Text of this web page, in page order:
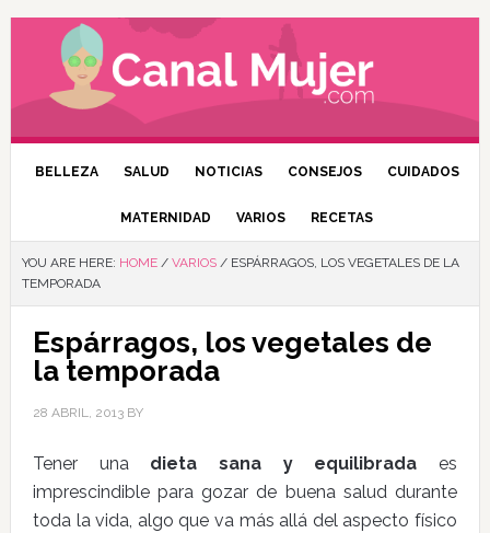
BELLEZA SALUD NOTICIAS CONSEJOS CUIDADOS
MATERNIDAD VARIOS RECETAS
YOU ARE HERE: HOME / VARIOS /ESPÁRRAGOS, LOS VEGETALES DE LA
TEMPORADA
Espárragos, los vegetales de
la temporada
28 ABRIL, 2013BY
Tener una dieta sana y equilibrada es
imprescindible para gozar de buena salud durante
toda la vida, algo que va más allá del aspecto físico